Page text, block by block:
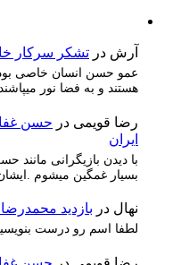
آرش در تشکر سرکار
عمو حسن انسان خاصی بود
هستند و به فضا نور
رضا قویمی در
ايران
با دیدن بازیگرانی مانند
بسیار غمگین میشوم
نهال در بازدید محمدرضا
لطفا اسم رو درست